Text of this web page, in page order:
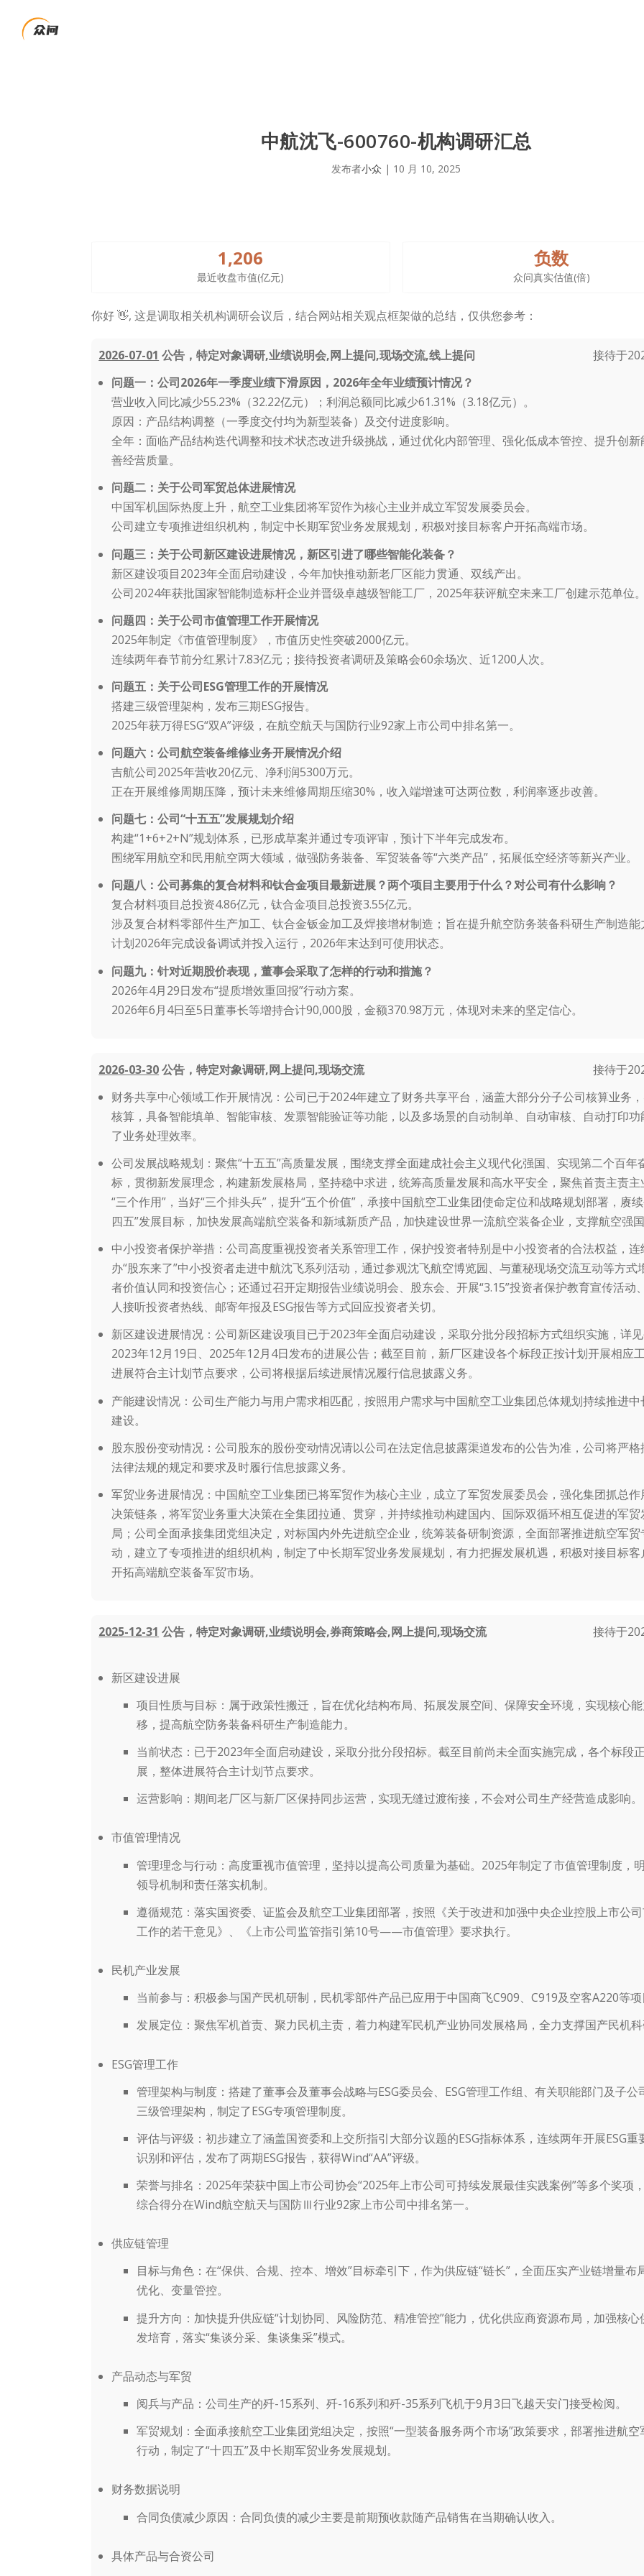
中航沈飞-600760-机构调研汇总
发布者小众 | 10 月 10, 2025
1,206
最近收盘市值(亿元)
负数
众问真实估值(倍)
你好 👋, 这是调取相关机构调研会议后，结合网站相关观点框架做的总结，仅供您参考：
2026-07-01 公告，特定对象调研,业绩说明会,网上提问,现场交流,线上提问
接待于
问题一：公司2026年一季度业绩下滑原因，2026年全年业绩预计情况？
营业收入同比减少55.23%（32.22亿元）；利润总额同比减少61.31%（3.18亿元）。
原因：产品结构调整（一季度交付均为新型装备）及交付进度影响。
全年：面临产品结构迭代调整和技术状态改进升级挑战，通过优化内部管理、强化低成本管控、提升创
善经营质量。
问题二：关于公司军贸总体进展情况
中国军机国际热度上升，航空工业集团将军贸作为核心主业并成立军贸发展委员会。
公司建立专项推进组织机构，制定中长期军贸业务发展规划，积极对接目标客户开拓高端市场。
问题三：关于公司新区建设进展情况，新区引进了哪些智能化装备？
新区建设项目2023年全面启动建设，今年加快推动新老厂区能力贯通、双线产出。
公司2024年获批国家智能制造标杆企业并晋级卓越级智能工厂，2025年获评航空未来工厂创建示范单位
问题四：关于公司市值管理工作开展情况
2025年制定《市值管理制度》，市值历史性突破2000亿元。
连续两年春节前分红累计7.83亿元；接待投资者调研及策略会60余场次、近1200人次。
问题五：关于公司ESG管理工作的开展情况
搭建三级管理架构，发布三期ESG报告。
2025年获万得ESG“双A”评级，在航空航天与国防行业92家上市公司中排名第一。
问题六：公司航空装备维修业务开展情况介绍
吉航公司2025年营收20亿元、净利润5300万元。
正在开展维修周期压降，预计未来维修周期压缩30%，收入端增速可达两位数，利润率逐步改善。
问题七：公司“十五五”发展规划介绍
构建“1+6+2+N”规划体系，已形成草案并通过专项评审，预计下半年完成发布。
围绕军用航空和民用航空两大领域，做强防务装备、军贸装备等“六类产品”，拓展低空经济等新兴产业。
问题八：公司募集的复合材料和钛合金项目最新进展？两个项目主要用于什么？对公司有什么影响？
复合材料项目总投资4.86亿元，钛合金项目总投资3.55亿元。
涉及复合材料零部件生产加工、钛合金钣金加工及焊接增材制造；旨在提升航空防务装备科研生产制造能
计划2026年完成设备调试并投入运行，2026年末达到可使用状态。
问题九：针对近期股价表现，董事会采取了怎样的行动和措施？
2026年4月29日发布“提质增效重回报”行动方案。
2026年6月4日至5日董事长等增持合计90,000股，金额370.98万元，体现对未来的坚定信心。
2026-03-30公告，特定对象调研,网上提问,现场交流
接待于
财务共享中心领域工作开展情况：公司已于2024年建立了财务共享平台，涵盖大部分分子公司核算业务
核算，具备智能填单、智能审核、发票智能验证等功能，以及多场景的自动制单、自动审核、自动打印
了业务处理效率。
公司发展战略规划：聚焦“十五五”高质量发展，围绕支撑全面建成社会主义现代化强国、实现第二个百年
标，贯彻新发展理念，构建新发展格局，坚持稳中求进，统筹高质量发展和高水平安全，聚焦首责主责
“三个作用”，当好“三个排头兵”，提升“五个价值”，承接中国航空工业集团使命定位和战略规划部署，赓
四五”发展目标，加快发展高端航空装备和新域新质产品，加快建设世界一流航空装备企业，支撑航空强
中小投资者保护举措：公司高度重视投资者关系管理工作，保护投资者特别是中小投资者的合法权益，
办“股东来了”中小投资者走进中航沈飞系列活动，通过参观沈飞航空博览园、与董秘现场交流互动等方式
者价值认同和投资信心；还通过召开定期报告业绩说明会、股东会、开展“3.15”投资者保护教育宣传活动
人接听投资者热线、邮寄年报及ESG报告等方式回应投资者关切。
新区建设进展情况：公司新区建设项目已于2023年全面启动建设，采取分批分段招标方式组织实施，详
2023年12月19日、2025年12月4日发布的进展公告；截至目前，新厂区建设各个标段正按计划开展相应
进展符合主计划节点要求，公司将根据后续进展情况履行信息披露义务。
产能建设情况：公司生产能力与用户需求相匹配，按照用户需求与中国航空工业集团总体规划持续推进
建设。
股东股份变动情况：公司股东的股份变动情况请以公司在法定信息披露渠道发布的公告为准，公司将严
法律法规的规定和要求及时履行信息披露义务。
军贸业务进展情况：中国航空工业集团已将军贸作为核心主业，成立了军贸发展委员会，强化集团抓总
决策链条，将军贸业务重大决策在全集团拉通、贯穿，并持续推动构建国内、国际双循环相互促进的军
局；公司全面承接集团党组决定，对标国内外先进航空企业，统筹装备研制资源，全面部署推进航空军
动，建立了专项推进的组织机构，制定了中长期军贸业务发展规划，有力把握发展机遇，积极对接目标
开拓高端航空装备军贸市场。
2025-12-31 公告，特定对象调研,业绩说明会,券商策略会,网上提问,现场交流 接待于
新区建设进展
项目性质与目标：属于政策性搬迁，旨在优化结构布局、拓展发展空间、保障安全环境，实现核心
移，提高航空防务装备科研生产制造能力。
当前状态 ：已于2023年全面启动建设，采取分批分段招标。截至目前尚未全面实施完成，各个标段
展，整体进展符合主计划节点要求。
运营影响 ：期间老厂区与新厂区保持同步运营，实现无缝过渡衔接，不会对公司生产经营造成影响。
市值管理情况
管理理念与行动 ：高度重视市值管理，坚持以提高公司质量为基础。2025年制定了市值管理制度，
领导机制和责任落实机制。
遵循规范：落实国资委、证监会及航空工业集团部署，按照《关于改进和加强中央企业控股上市公
工作的若干意见》、《上市公司监管指引第10号——市值管理》要求执行。
民机产业发展
当前参与：积极参与国产民机研制，民机零部件产品已应用于中国商飞C909、C919及空客A220等
发展定位 ：聚焦军机首责、聚力民机主责，着力构建军民机产业协同发展格局，全力支撑国产民机
ESG管理工作
管理架构与制度：搭建了董事会及董事会战略与ESG委员会、ESG管理工作组、有关职能部门及子公
三级管理架构，制定了ESG专项管理制度。
评估与评级 ：初步建立了涵盖国资委和上交所指引大部分议题的ESG指标体系，连续两年开展ESG重
识别和评估，发布了两期ESG报告，获得Wind“AA”评级。
荣誉与排名 ：2025年荣获中国上市公司协会“2025年上市公司可持续发展最佳实践案例”等多个奖项
综合得分在Wind航空航天与国防Ⅲ行业92家上市公司中排名第一。
供应链管理
目标与角色：在“保供、合规、控本、增效”目标牵引下，作为供应链“链长”，全面压实产业链增量布
优化、变量管控。
提升方向 ：加快提升供应链“计划协同、风险防范、精准管控”能力，优化供应商资源布局，加强核心
发培育，落实“集谈分采、集谈集采”模式。
产品动态与军贸
阅兵与产品 ：公司生产的歼-15系列、歼-16系列和歼-35系列飞机于9月3日飞越天安门接受检阅。
军贸规划 ：全面承接航空工业集团党组决定，按照“一型装备服务两个市场”政策要求，部署推进航空
行动，制定了“十四五”及中长期军贸业务发展规划。
财务数据说明
合同负债减少原因 ：合同负债的减少主要是前期预收款随产品销售在当期确认收入。
具体产品与合资公司